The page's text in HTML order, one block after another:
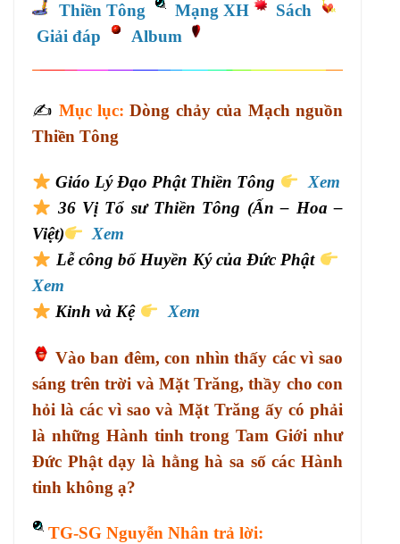
Thiền Tông Mạng XH
Sách
Giải đáp
Album
✍️ Mục lục: Dòng chảy của Mạch nguồn
Thiền Tông
Giáo Lý Đạo Phật Thiền Tông
Xem
36 Vị Tổ sư Thiền Tông (Ấn – Hoa –
Việt)
Xem
Lễ công bố Huyền Ký của Đức Phật
Xem
Kinh và Kệ
Xem
Vào ban đêm, con nhìn thấy các vì sao
sáng trên trời và Mặt Trăng, thầy cho con
hỏi là các vì sao và Mặt Trăng ấy có phải
là những Hành tinh trong Tam Giới như
Đức Phật dạy là hằng hà sa số các Hành
tinh không ạ?
TG-SG Nguyễn Nhân trả lời: